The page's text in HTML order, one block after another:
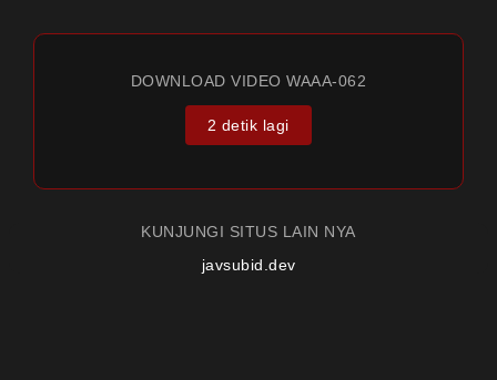
DOWNLOAD VIDEO WAAA-062
2 detik lagi
KUNJUNGI SITUS LAIN NYA
javsubid.dev